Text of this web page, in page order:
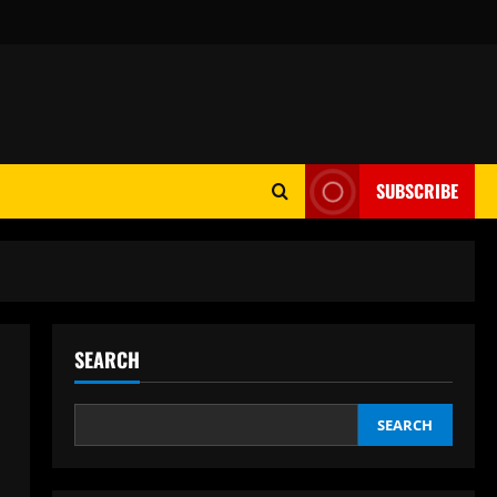
SUBSCRIBE
SEARCH
SEARCH